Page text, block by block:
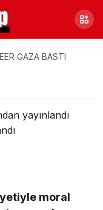
GAZA BASTI
yayınlandı
moral
Paylaş